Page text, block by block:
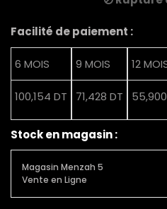
Facilité de paiement :
6 MOIS
100,154 DT
9 MOIS
71,428 DT
12
Stock en magasin :
Magasin Menzah 5
Vente en Ligne